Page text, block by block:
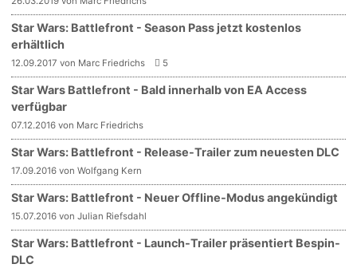
Star Wars: Battlefront - Season Pass jetzt kostenlos
erhältlich
12.09.2017 von Marc Friedrichs 5
Star Wars Battlefront - Bald innerhalb von EA Access
verfügbar
07.12.2016 von Marc Friedrichs
Star Wars: Battlefront - Release-Trailer zum neuesten DLC
17.09.2016 von Wolfgang Kern
Star Wars: Battlefront - Neuer Offline-Modus angekündigt
15.07.2016 von Julian Riefsdahl
Star Wars: Battlefront - Launch-Trailer präsentiert Bespin-
DLC